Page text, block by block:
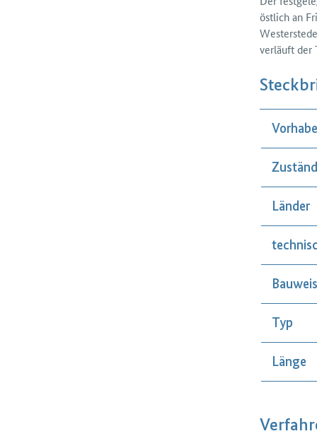
östlich an
verläuft der
Länder
Typ
Länge